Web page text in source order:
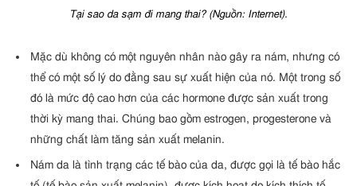
Tại sao da sạm đi mang thai? (Nguồn: Internet).
Mặc dù không có một nguyên nhân nào gây ra nám, nhưng có
thể có một số lý do đằng sau sự xuất hiện của nó. Một trong số
đó là mức độ cao hơn của các hormone được sản xuất trong
thời kỳ mang thai. Chúng bao gồm estrogen, progesterone và
những chất làm tăng sản xuất melanin.
Nám da là tình trạng các tế bào của da, được gọi là tế bào hắc